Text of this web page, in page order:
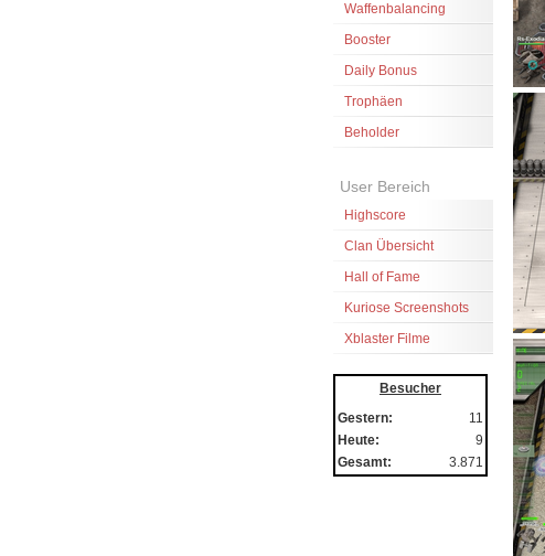
Waffenbalancing
Booster
Daily Bonus
Trophäen
Beholder
User Bereich
Highscore
Clan Übersicht
Hall of Fame
Kuriose Screenshots
Xblaster Filme
Besucher
Gestern:
11
Heute:
9
Gesamt:
3.871